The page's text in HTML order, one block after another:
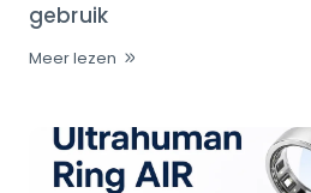
gebruik
Meer lezen